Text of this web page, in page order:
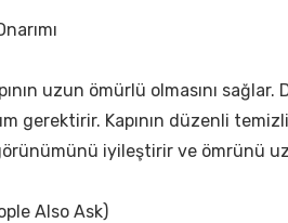
uzun ömürlü olmasını
gerektirir. Kapının düzenli
iyileştirir ve ömrünü
Also Ask)